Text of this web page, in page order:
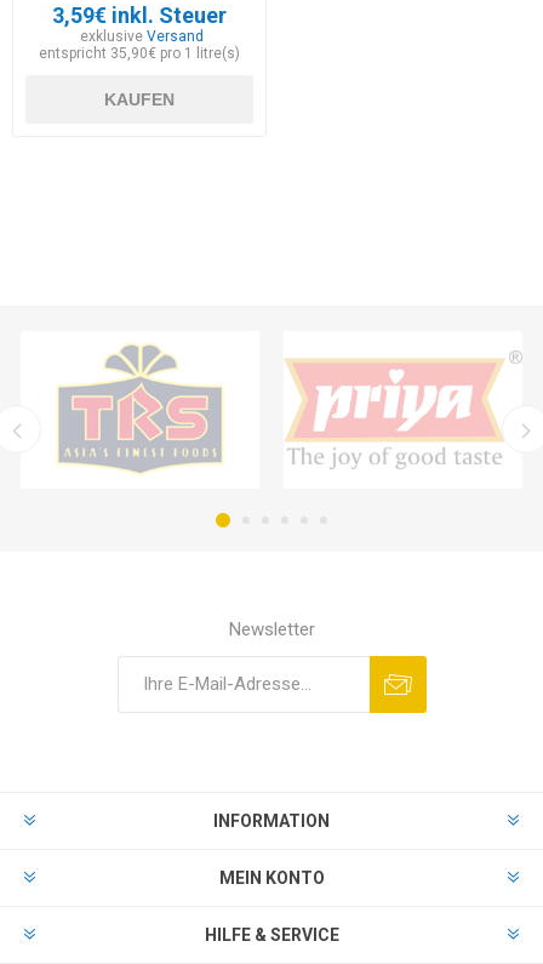
3,59€ inkl. Steuer
exklusiveVersand
entspricht 35,90€ pro 1 litre(s)
KAUFEN
Newsletter
INFORMATION
MEIN KONTO
HILFE & SERVICE